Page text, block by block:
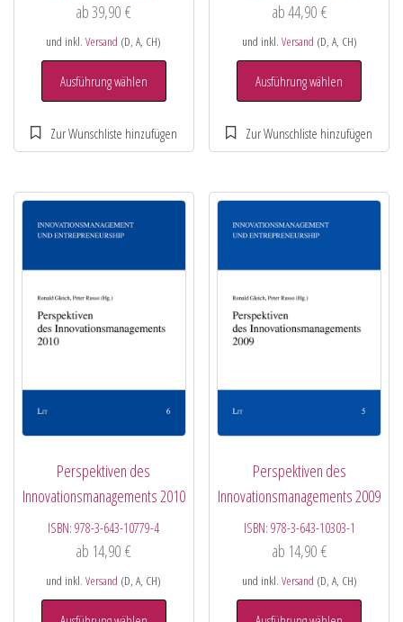
ab39,90€
und inkl.Versand (D, A, CH)
Ausführung wählen
ab44,90 €
und inkl. Versand (D, A, CH)
Ausführung wählen
Perspektiven des
Innovationsmanagements 2010
ISBN:978-3-643-10779-4
ab 14,90€
und inkl.Versand (D, A, CH)
Perspektiven des
Innovationsmanagements 2009
ISBN: 978-3-643-10303-1
ab 14,90 €
und inkl. Versand (D, A, CH)